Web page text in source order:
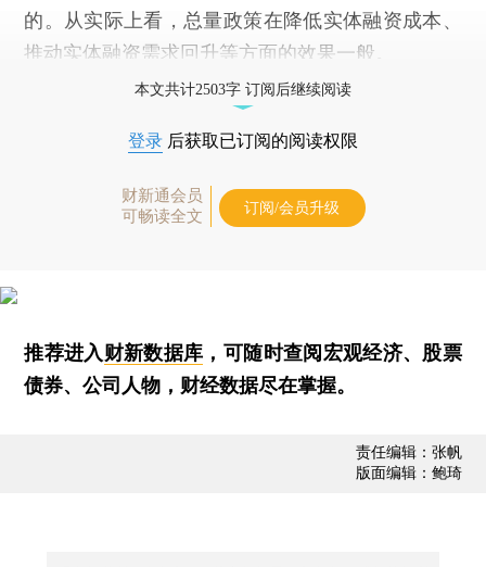
的。从实际上看，总量政策在降低实体融资成本、
推动实体融资需求回升等方面的效果一般。
本文共计2503字 订阅后继续阅读
登录 后获取已订阅的阅读权限
财新通会员
可畅读全文
订阅/会员升级
推荐进入财新数据库 ，可随时查阅宏观经济、股票
债券、公司人物，财经数据尽在掌握。
责任编辑：张帆
版面编辑：鲍琦